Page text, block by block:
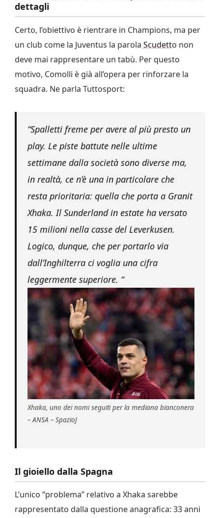
dettagli
Certo, l’obiettivo è rientrare in Champions, ma per
un club come la Juventus la parola Scudetto non
deve mai rappresentare un tabù. Per questo
motivo, Comolli è già all’opera per rinforzare la
squadra. Ne parla Tuttosport:
“Spalletti freme per avere al più presto un
play. Le piste battute nelle ultime
settimane dalla società sono diverse ma,
in realtà, ce n’è una in particolare che
resta prioritaria: quella che porta a Granit
Xhaka. Il Sunderland in estate ha versato
15 milioni nella casse del Leverkusen.
Logico, dunque, che per portarlo via
dall’Inghilterra ci voglia una cifra
leggermente superiore. “
Xhaka, uno dei nomi seguiti per la mediana bianconera
– ANSA – SpazioJ
Il gioiello dalla Spagna
L’unico “problema” relativo a Xhaka sarebbe
rappresentato dalla questione anagrafica: 33 anni